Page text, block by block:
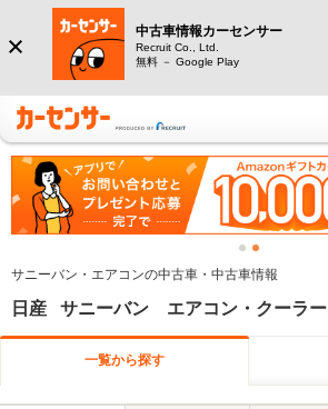
中古車情報カーセンサー
Recruit Co., Ltd.
無料 － Google Play
サニーバン・エアコンの中古車・中古車情報
日産 サニーバン エアコン・クーラー
一覧から探す